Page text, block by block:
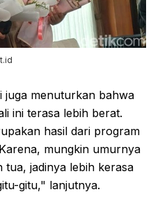
juga menuturkan bahwa
ini terasa lebih berat.
hasil dari program
mungkin umurnya
tua, jadinya lebih kerasa
gitu," lanjutnya.